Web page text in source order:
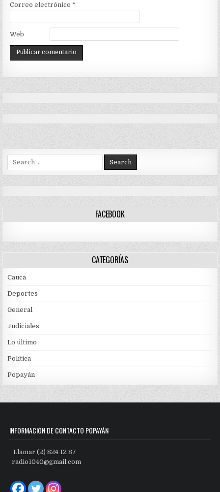
Correo electrónico *
Web
Search
for:
FACEBOOK
CATEGORÍAS
Cauca
Deportes
General
Judiciales
Lo último
Política
Popayán
INFORMACIÓN DE CONTACTO POPAYÁN
Llamar (2) 824 12 87
radio1040@gmail.com